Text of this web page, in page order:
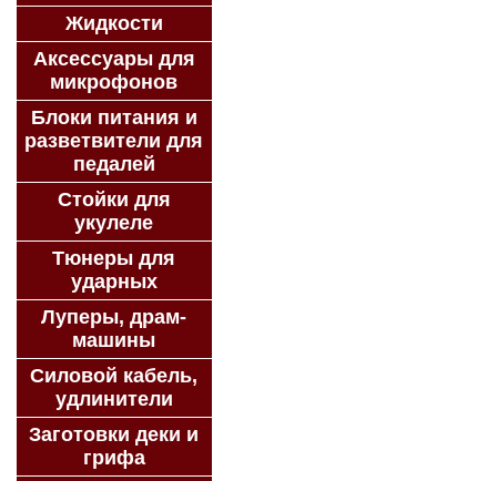
Жидкости
Аксессуары для
микрофонов
Блоки питания и
разветвители для
педалей
Стойки для
укулеле
Тюнеры для
ударных
Луперы, драм-
машины
Силовой кабель,
удлинители
Заготовки деки и
грифа